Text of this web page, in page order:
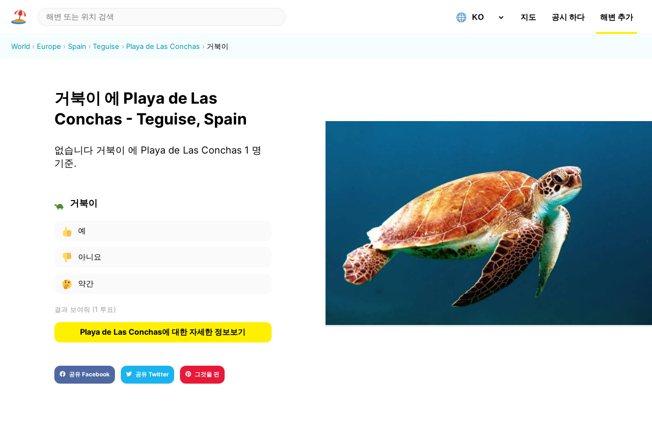
지도 공시 하다 해변 추가
World Europe Spain Teguise Playa de Las Conchas 거북이
거북이 에 Playa de Las
Conchas - Teguise, Spain
없습니다 거북이 에 Playa de Las Conchas 1 명
기준.
거북이
예
아니요
약간
결과 보여줘 (1 투표)
Playa de Las Conchas에 대한 자세한 정보보기
공유 Facebook 공유 Twitter 그것을 핀